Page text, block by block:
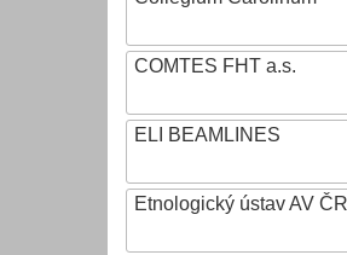
COMTES FHT a.s.
ELI BEAMLINES
Etnologický ústav AV